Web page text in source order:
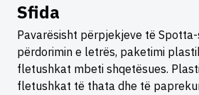
Sfida
Pavarësisht përpjekjeve të
përdorimin e letrës, paketimi
fletushkat mbeti shqetësues.
fletushkat të thata dhe të